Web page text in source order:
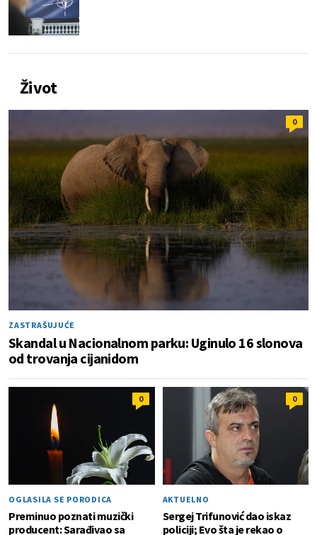
Život
0
ZASTRAŠUJUĆE
Skandal u Nacionalnom parku: Uginulo 16 slonova
od trovanja cijanidom
0
OGLASILA SE PORODICA
Preminuo poznati muzički
producent: Sarađivao sa
0
AKTUELNO
Sergej Trifunović dao iskaz
policiji; Evo šta je rekao o